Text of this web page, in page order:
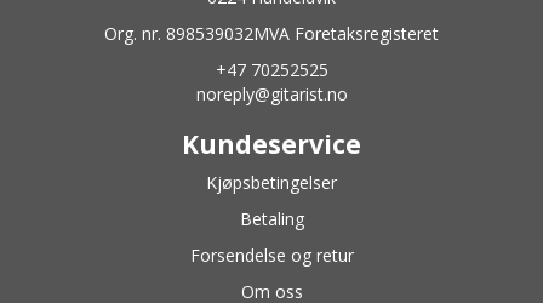
Org. nr. 898539032MVA Foretaksregisteret
+47 70252525
noreply@gitarist.no
Kundeservice
Kjøpsbetingelser
Betaling
Forsendelse og retur
Om oss